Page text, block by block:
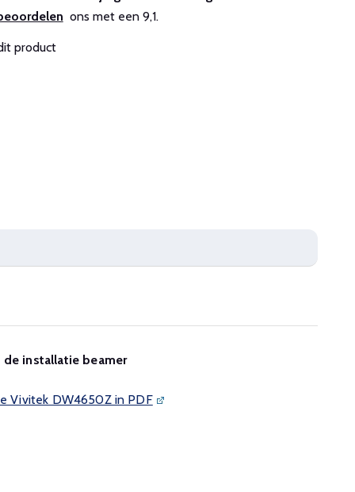
ons met een 9,1.
product
installatie beamer
Vivitek DW4650Z in PDF